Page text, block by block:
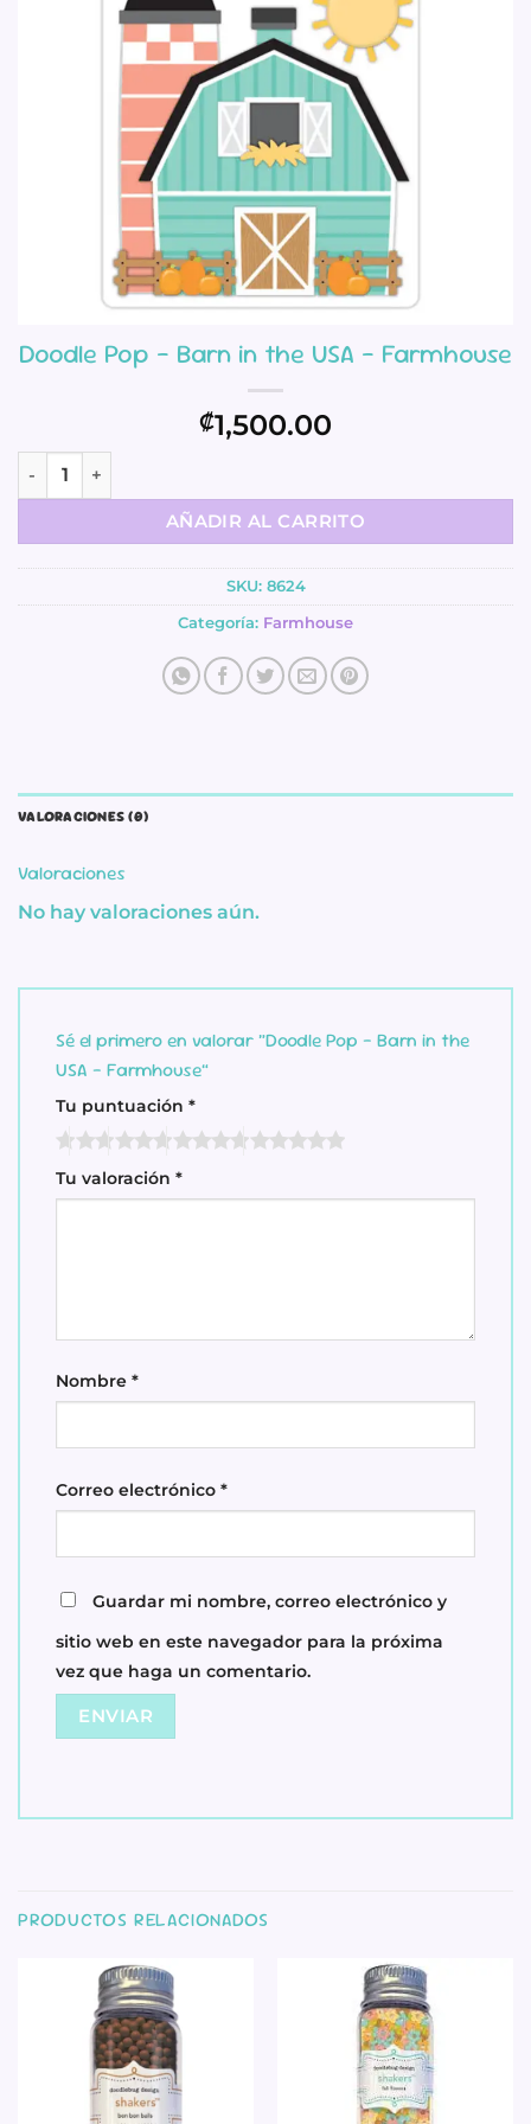
Doodle Pop – Barn in the USA – Farmhouse
₡1,500.00
Doodle Pop - Barn in the USA - Farmhouse cantidad
AÑADIR AL CARRITO
SKU: 8624
Categoría: Farmhouse
VALORACIONES (0)
Valoraciones
No hay valoraciones aún.
Sé el primero en valorar “Doodle Pop – Barn in the
USA – Farmhouse”
Tu puntuación *
Tu valoración *
Nombre *
Correo electrónico *
Guardar mi nombre, correo electrónico y
sitio web en este navegador para la próxima
vez que haga un comentario.
PRODUCTOS RELACIONADOS